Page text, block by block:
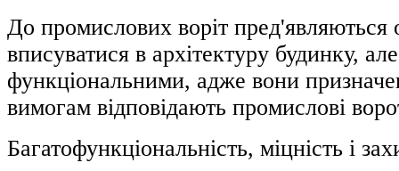
До промислових воріт пред'являються
вписуватися в архітектуру будинку,
функціональними, адже вони
вимогам відповідають промислові
Багатофункціональність, міцність і